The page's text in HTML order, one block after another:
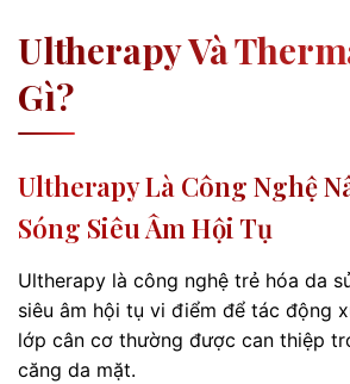
Ultherapy Và
Gì?
Ultherapy Là Công Nghệ
Sóng Siêu Âm Hội Tụ
Ultherapy là công nghệ trẻ hóa da
siêu âm hội tụ vi điểm để tác động
lớp cân cơ thường được can thiệp
căng da mặt.